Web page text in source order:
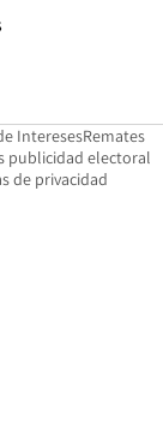
window
InteresesOpens in
Remates
in new window
publicidad electoral
de privacidad